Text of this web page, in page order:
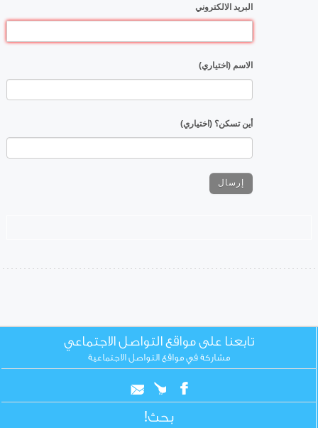
البريد الالكتروني
الاسم (اختياري)
أين تسكن؟ (اختياري)
تابعنا على مواقع التواصل الاجتماعي
مشاركة في مواقع التواصل الاجتماعية
بحث!